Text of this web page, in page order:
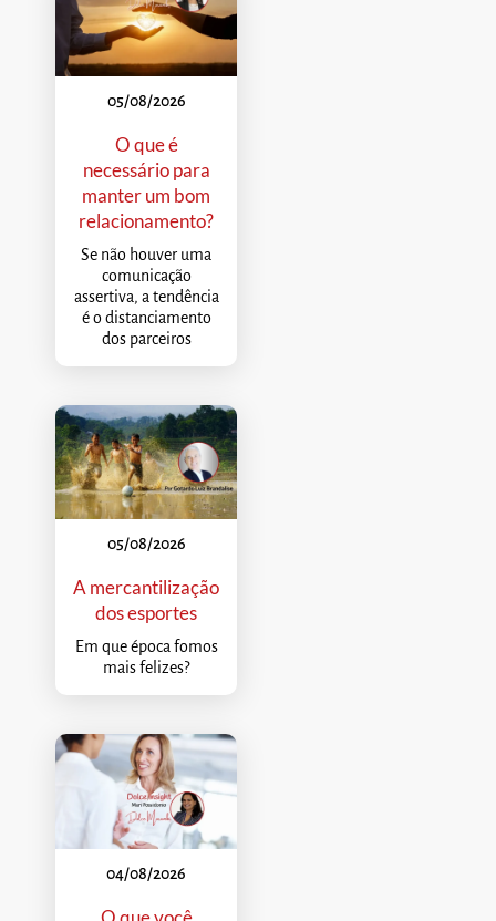
05/08/2026
O que é
necessário para
manter um bom
relacionamento?
Se não houver uma
comunicação
assertiva, a tendência
é o distanciamento
dos parceiros
05/08/2026
A mercantilização
dos esportes
Em que época fomos
mais felizes?
04/08/2026